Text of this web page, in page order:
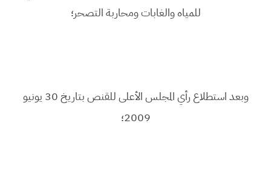
للمياه والغابات ومحاربة التصحر؛
وبعد استطلاع رأي المجلس الأعلى للقنص بتاريخ 30 يونيو
2009؛